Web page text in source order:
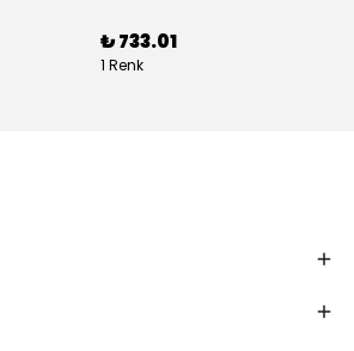
₺ 733.01
1 Renk